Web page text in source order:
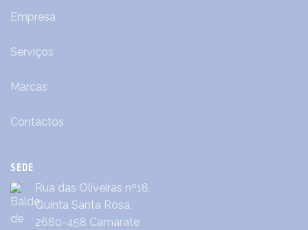
Empresa
Serviços
Marcas
Contactos
SEDE
Rua das Oliveiras nº18,
Quinta Santa Rosa,
2680-458 Camarate